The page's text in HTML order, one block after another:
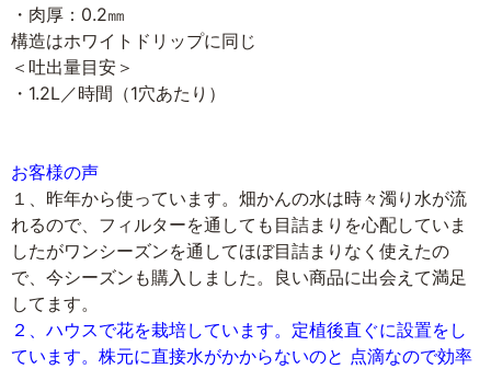
・肉厚：0.2㎜
構造はホワイトドリップに同じ
＜吐出量目安＞
・1.2L／時間（1穴あたり）
お客様の声
１、昨年から使っています。畑かんの水は時々濁り水が流
れるので、フィルターを通しても目詰まりを心配していま
したがワンシーズンを通してほぼ目詰まりなく使えたの
で、今シーズンも購入しました。良い商品に出会えて満足
してます。
２、ハウスで花を栽培しています。定植後直ぐに設置をし
ています。株元に直接水がかからないのと 点滴なので効率